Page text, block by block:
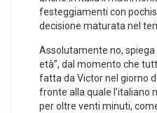
festeggiamenti con
decisione maturata nel
Assolutamente no, spiega
età”, dal momento che
fatta da Victor nel giorno
fronte alla quale l’italiano
per oltre venti minuti,